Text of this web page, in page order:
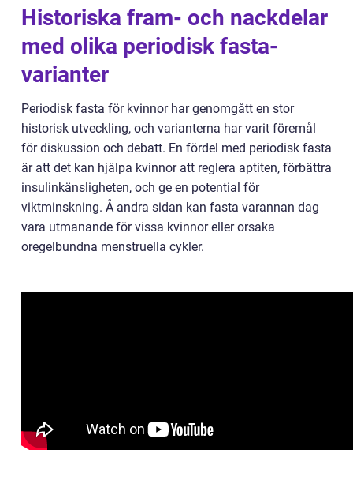
Historiska fram- och nackdelar
med olika periodisk fasta-
varianter
Periodisk fasta för kvinnor har genomgått en stor
historisk utveckling, och varianterna har varit föremål
för diskussion och debatt. En fördel med periodisk fasta
är att det kan hjälpa kvinnor att reglera aptiten, förbättra
insulinkänsligheten, och ge en potential för
viktminskning. Å andra sidan kan fasta varannan dag
vara utmanande för vissa kvinnor eller orsaka
oregelbundna menstruella cykler.